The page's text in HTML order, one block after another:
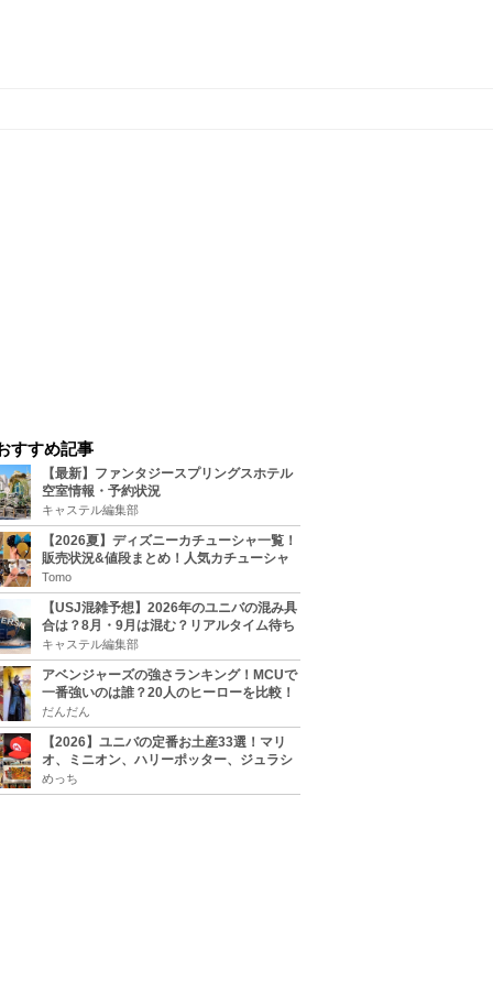
すすめ記事
【最新】ファンタジースプリングスホテル
空室情報・予約状況
キャステル編集部
【2026夏】ディズニーカチューシャ一覧！
販売状況&値段まとめ！人気カチューシャ
をチェック
Tomo
【USJ混雑予想】2026年のユニバの混み具
合は？8月・9月は混む？リアルタイム待ち
時間アプリも
キャステル編集部
アベンジャーズの強さランキング！MCUで
一番強いのは誰？20人のヒーローを比較！
だんだん
【2026】ユニバの定番お土産33選！マリ
オ、ミニオン、ハリーポッター、ジュラシ
ックパーク、セサミ、SINGなどのグッズ情
報
めっち